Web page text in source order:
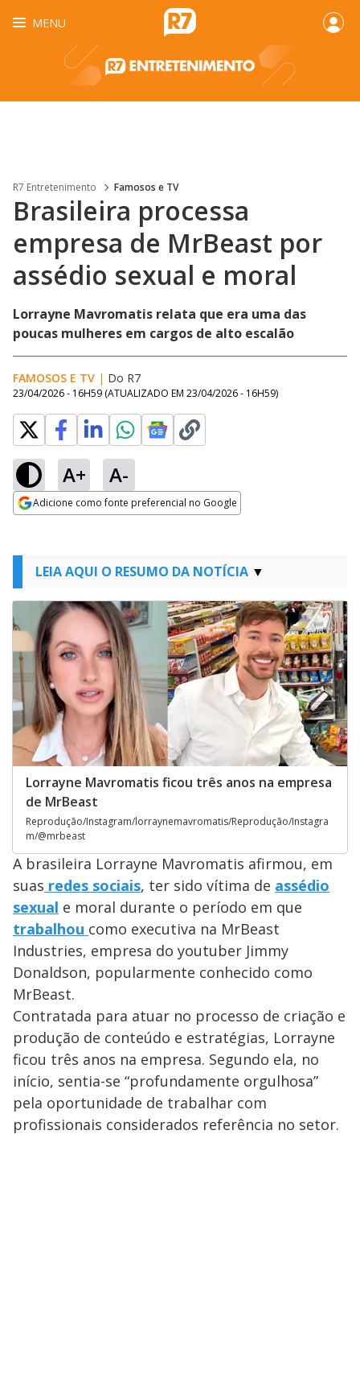
MENU
R7 Entretenimento Famosos e TV
Brasileira processa
empresa de MrBeast por
assédio sexual e moral
Lorrayne Mavromatis relata que era uma das
poucas mulheres em cargos de alto escalão
FAMOSOS E TV | Do R7
23/04/2026 - 16H59 (ATUALIZADO EM 23/04/2026 - 16H59)
A+ A-
Adicione como fonte preferencial no Google
LEIA AQUI O RESUMO DA NOTÍCIA
Lorrayne Mavromatis ficou três anos na empresa
de MrBeast
Reprodução/Instagram/lorraynemavromatis/Reprodução/Instagra
m/@mrbeast
A brasileira Lorrayne Mavromatis afirmou, em
suas redes sociais, ter sido vítima de assédio
sexual e moral durante o período em que
trabalhou como executiva na MrBeast
Industries, empresa do youtuber Jimmy
Donaldson, popularmente conhecido como
MrBeast.
Contratada para atuar no processo de criação e
produção de conteúdo e estratégias, Lorrayne
ficou três anos na empresa. Segundo ela, no
início, sentia-se “profundamente orgulhosa”
pela oportunidade de trabalhar com
profissionais considerados referência no setor.